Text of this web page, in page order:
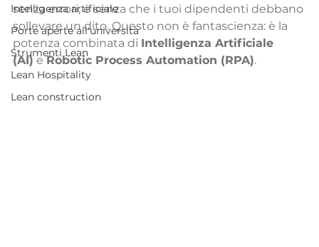
Intelligenza artificiale
Porte aperte all'università
Strumenti Lean
Lean Hospitality
Lean construction
senza errori, e senza che i tuoi dipendenti debbano
sollevare un dito. Questo non è fantascienza: è la
potenza combinata di Intelligenza Artificiale
(AI) e Robotic Process Automation (RPA).